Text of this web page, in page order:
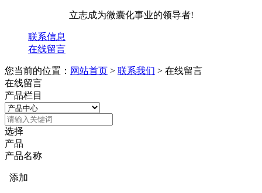
立志成为微囊化事业的领导者!
联系信息
在线留言
您当前的位置： 网站首页 > 联系我们 > 在线留言
在线留言
产品栏目
选择
产品
产品名称
添加